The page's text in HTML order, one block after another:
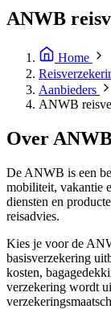
ANWB
Home
Aanbieders
ANWB
Over
De ANWB is een
mobiliteit, vakantie
diensten en
reisadvies.
Kies je voor de
basisverzekering
kosten,
verzekering wordt